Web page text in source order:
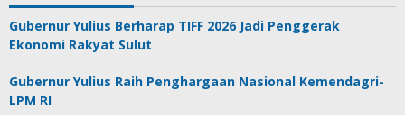
Gubernur Yulius Berharap TIFF 2026 Jadi Penggerak
Ekonomi Rakyat Sulut
Gubernur Yulius Raih Penghargaan Nasional Kemendagri-
LPM RI